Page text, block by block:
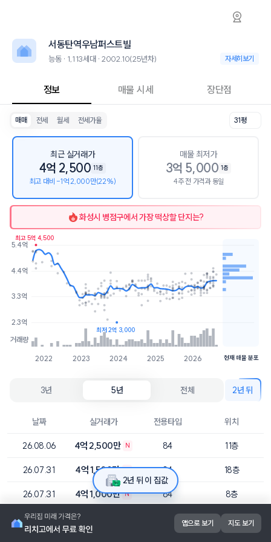
능동 서동탄역우남퍼스트빌 아파트 시세·실거
서동탄역우남퍼스트빌은 능동에 위치한 1,113세대 대단지 아파트로,
2026년 8월 10일 기준 31평형의 매매 시세는 3.9억, 전세는 2.9억입니
인근 학군으로는 송화초등학교, 병점고등학교가 있습니다.
최고 18층, 용적률 197%, 건폐율 16%의 단지입니다.
서동탄역우남퍼스트
서동탄역우남퍼스트빌
능동 · 1,113세대 · 2002.10(25년차) 능동 · 1,113세
자세히보기
정보 매물 시세 장단점
매매 전세 월세 전세가율 31평
최근 실거래가
4억 2,500 11층
최고 대비 -1억 2,000만(22%)
매물 최저가
3억 5,000 1층
4주 전 가격과 동일
화성시 병점구에서 가장 떡상할 단지는?
2022 2023 2024 2025 2026
거래량
2.3억
3.3억
4.4억
5.4억
최고 5억 4,500
최저 2억 3,000
3.8억
1개
3.5억
현재 매물 분포
3년 5년 전체 2년 뒤
날짜 실거래가 전용타입 위치
26.08.06 4억 2,500만 N 84 11층
26.07.31 4억 1,500만 N 84 18층
26.07.31 4억 1,000만 N 84 8층
26.07.28 9층
2년 뒤 이 집값
앱으로 보기 지도 보기